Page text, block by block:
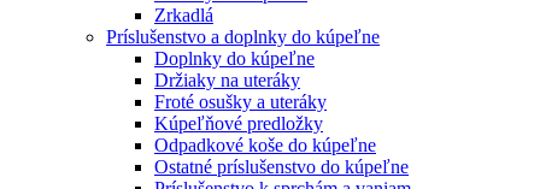
Zrkadlá
Príslušenstvo a doplnky do kúpeľne
Doplnky do kúpeľne
Držiaky na uteráky
Froté osušky a uteráky
Kúpeľňové predložky
Odpadkové koše do kúpeľne
Ostatné príslušenstvo do kúpeľne